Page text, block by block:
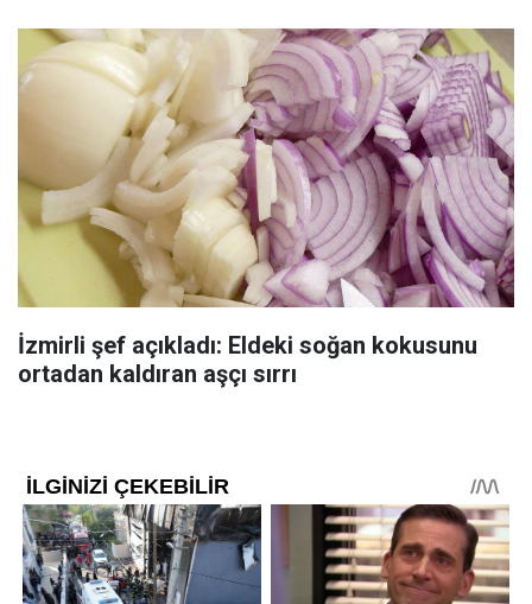
İzmirli şef açıkladı: Eldeki soğan kokusunu
ortadan kaldıran aşçı sırrı